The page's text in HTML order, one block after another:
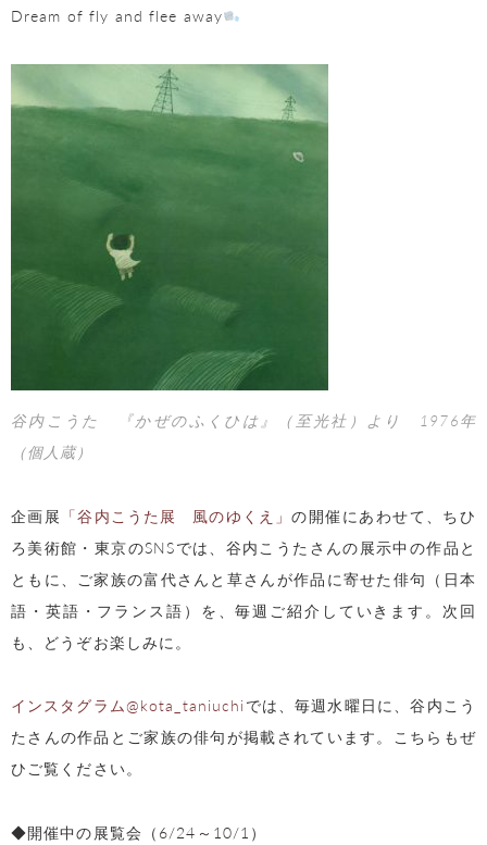
Dream of fly and flee away
谷内こうた 『かぜのふくひは』（至光社）より 1976年
（個人蔵）
企画展 「谷内こうた展 風のゆくえ」の開催にあわせて、ちひ
ろ美術館・東京のSNSでは、谷内こうたさんの展示中の作品と
ともに、ご家族の富代さんと草さんが作品に寄せた俳句（日本
語・英語・フランス語）を、毎週ご紹介していきます。次回
も、どうぞお楽しみに。
インスタグラム@kota_taniuchi では、毎週水曜日に、谷内こう
たさんの作品とご家族の俳句が掲載されています。こちらもぜ
ひご覧ください。
◆開催中の展覧会（6/24～10/1）